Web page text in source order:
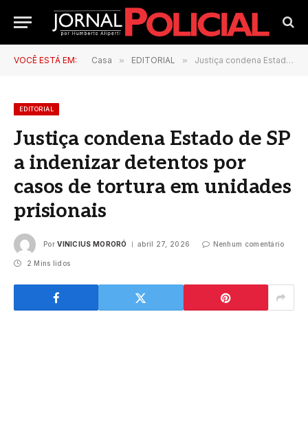
VOCÊ ESTÁ EM: Casa » EDITORIAL » Justiça condena Estado de SP a indenizar detentos por casos de tortura em unidades prisionais
EDITORIAL
Justiça condena Estado de SP
a indenizar detentos por
casos de tortura em unidades
prisionais
Por VINICIUS MORORÓ abril 27, 2026 Nenhum comentário
2 Mins lidos